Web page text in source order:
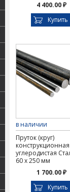
4 400.00 ₽
Купить
в наличии
Пруток (круг)
конструкционная
углеродистая
60 х 250 мм
1 700.00 ₽
Купить